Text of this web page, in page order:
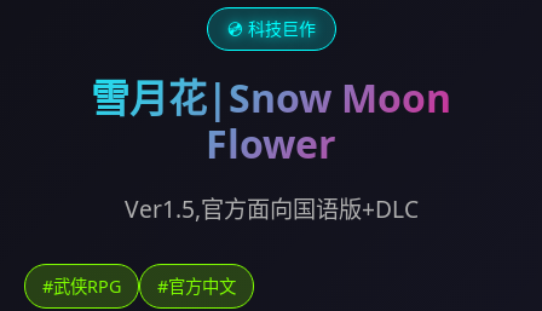
💿 科技巨作
雪月花|Snow Moon
Flower
Ver1.5,官方面向国语版+DLC
#武侠RPG #官方中文